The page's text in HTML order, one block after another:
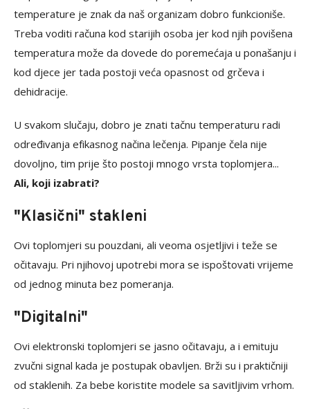
temperature je znak da naš organizam dobro funkcioniše.
Treba voditi računa kod starijih osoba jer kod njih povišena
temperatura može da dovede do poremećaja u ponašanju i
kod djece jer tada postoji veća opasnost od grčeva i
dehidracije.
U svakom slučaju, dobro je znati tačnu temperaturu radi
određivanja efikasnog načina lečenja. Pipanje čela nije
dovoljno, tim prije što postoji mnogo vrsta toplomjera...
Ali, koji izabrati?
"Klasični" stakleni
Ovi toplomjeri su pouzdani, ali veoma osjetljivi i teže se
očitavaju. Pri njihovoj upotrebi mora se ispoštovati vrijeme
od jednog minuta bez pomeranja.
"Digitalni"
Ovi elektronski toplomjeri se jasno očitavaju, a i emituju
zvučni signal kada je postupak obavljen. Brži su i praktičniji
od staklenih. Za bebe koristite modele sa savitljivim vrhom.